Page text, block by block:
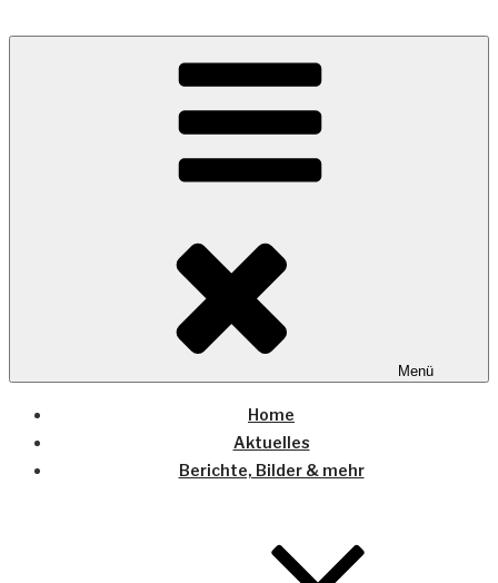
COUNTRYHOME
Wo die (Country-) Musik Zuhause ist
Menü
Home
Aktuelles
Berichte, Bilder & mehr